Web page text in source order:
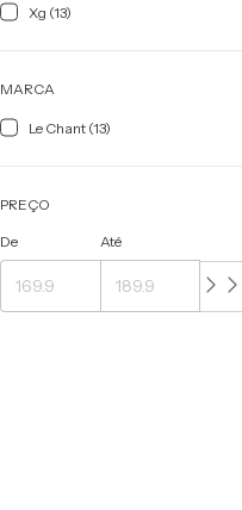
Xg (13)
MARCA
Le Chant (13)
PREÇO
De Até